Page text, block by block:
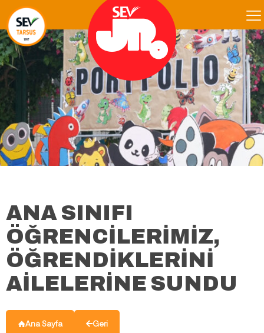
ANA SINIFI
ÖĞRENCİLERİMİZ,
ÖĞRENDİKLERİNİ
AİLELERİNE SUNDU
Ana Sayfa Geri